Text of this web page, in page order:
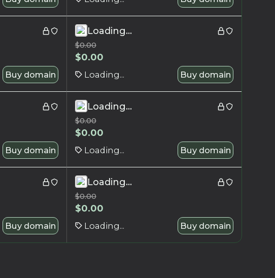
Buy domain
Loading...
$0.00
$0.00
Loading... Buy domain
Buy domain
Loading...
$0.00
$0.00
Loading... Buy domain
Buy domain
Loading...
$0.00
$0.00
Loading... Buy domain